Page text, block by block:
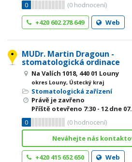
0
(0 hodnocení)
+420 602 278 649
Web
MUDr. Martin Dragoun -
stomatologická ordinace
Na Valích 1018, 440 01 Louny
okres Louny, Ústecký kraj
Stomatologická zařízení
Právě je zavřeno
Příště otevřeno 7:30 - 12dne
0
(0 hodnocení)
Neváhejte nás
+420 415 652 650 Web